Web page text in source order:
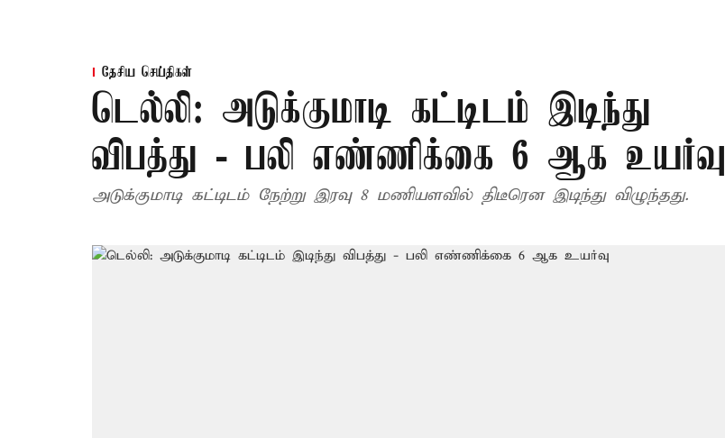
தேசிய செய்திகள்
டெல்லி: அடுக்குமாடி கட்டிடம் இடிந்து
விபத்து - பலி எண்ணிக்கை 6 ஆக உயர்வு
அடுக்குமாடி கட்டிடம் நேற்று இரவு 8 மணியளவில் திடீரென இடிந்து விழுந்தது.